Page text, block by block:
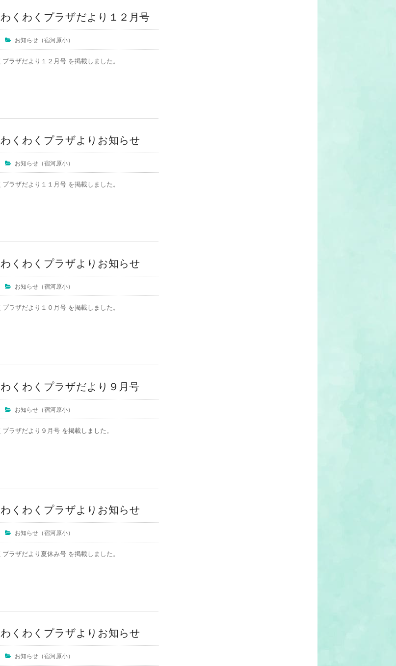
くわくプラザだより１２月号
お知らせ（宿河原小）
ラザだより１２月号 を掲載しました。
くわくプラザよりお知らせ
お知らせ（宿河原小）
ラザだより１１月号 を掲載しました。
くわくプラザよりお知らせ
お知らせ（宿河原小）
ラザだより１０月号 を掲載しました。
くわくプラザだより９月号
お知らせ（宿河原小）
ラザだより９月号 を掲載しました。
くわくプラザよりお知らせ
お知らせ（宿河原小）
ラザだより夏休み号 を掲載しました。
くわくプラザよりお知らせ
お知らせ（宿河原小）